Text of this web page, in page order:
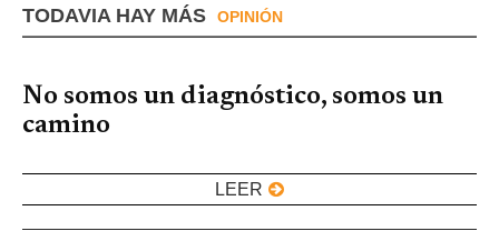
TODAVIA HAY MÁS OPINIÓN
No somos un diagnóstico, somos un
camino
LEER